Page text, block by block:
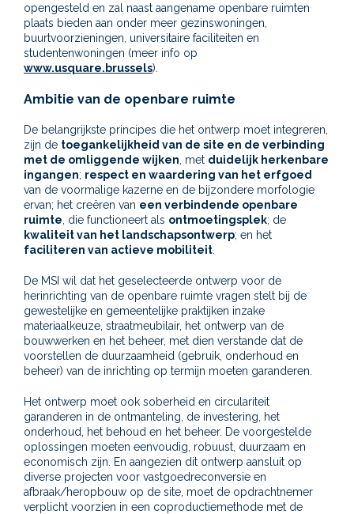
opengesteld en zal naast aangename openbare ruimten
plaats bieden aan onder meer gezinswoningen,
buurtvoorzieningen, universitaire faciliteiten en
studentenwoningen (meer info op
www.usquare.brussels).
Ambitie van de openbare ruimte
De belangrijkste principes die het ontwerp moet integreren,
zijn de toegankelijkheid van de site en de verbinding
met de omliggende wijken , met duidelijk herkenbare
ingangen; respect en waardering van het erfgoed
van de voormalige kazerne en de bijzondere morfologie
ervan; het creëren van een verbindende openbare
ruimte , die functioneert als ontmoetingsplek; de
kwaliteit van het landschapsontwerp; en het
faciliteren van actieve mobiliteit
De MSI wil dat het geselecteerde ontwerp voor de
herinrichting van de openbare ruimte vragen stelt bij de
gewestelijke en gemeentelijke praktijken inzake
materiaalkeuze, straatmeubilair, het ontwerp van de
bouwwerken en het beheer, met dien verstande dat de
voorstellen de duurzaamheid (gebruik, onderhoud en
beheer) van de inrichting op termijn moeten garanderen.
Het ontwerp moet ook soberheid en circulariteit
garanderen in de ontmanteling, de investering, het
onderhoud, het behoud en het beheer. De voorgestelde
oplossingen moeten eenvoudig, robuust, duurzaam en
economisch zijn. En aangezien dit ontwerp aansluit op
diverse projecten voor vastgoedreconversie en
afbraak/heropbouw op de site, moet de opdrachtnemer
verplicht voorzien in een coproductiemethode met de